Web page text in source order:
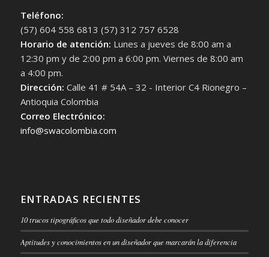
Teléfono:
(57) 604 558 6813 (57) 312 757 6528
Horario de atención: Lunes a jueves de 8:00 am a
12:30 pm y de 2:00 pm a 6:00 pm. Viernes de 8:00 am
a 4:00 pm.
Dirección: Calle 41 # 54A – 32 - Interior C4 Rionegro –
Antioquia Colombia
Correo Electrónico:
info@swacolombia.com
ENTRADAS RECIENTES
10 trucos tipográficos que todo diseñador debe conocer
Aptitudes y conocimientos en un diseñador que marcarán la diferencia